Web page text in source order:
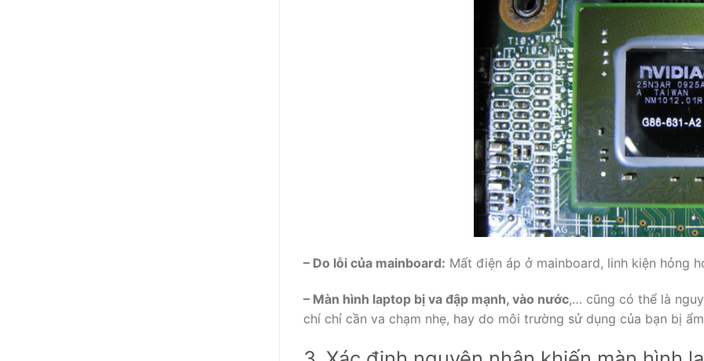
– Do lỗi của mainboard: Mất điện áp ở mainboard, linh kiện hỏng
– Màn hình laptop bị va đập mạnh, vào nước,… cũng có thể là
chí chỉ cần va chạm nhẹ, hay do môi trường sử dụng của bạn bị